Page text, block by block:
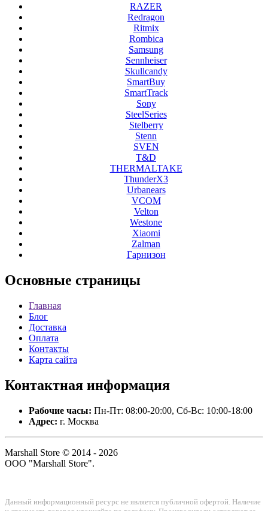
RAZER
Redragon
Ritmix
Rombica
Samsung
Sennheiser
Skullcandy
SmartBuy
SmartTrack
Sony
SteelSeries
Stelberry
Stenn
SVEN
T&D
THERMALTAKE
ThunderX3
Urbanears
VCOM
Velton
Westone
Xiaomi
Zalman
Гарнизон
Основные страницы
Главная
Блог
Доставка
Оплата
Контакты
Карта сайта
Контактная информация
Рабочие часы: Пн-Пт: 08:00-20:00, Сб-Вс: 10:00-18:00
Адрес: г. Москва
Marshall Store © 2014 - 2026
ООО "Marshall Store".
Данный информационный ресурс не является публичной офертой. Наличие